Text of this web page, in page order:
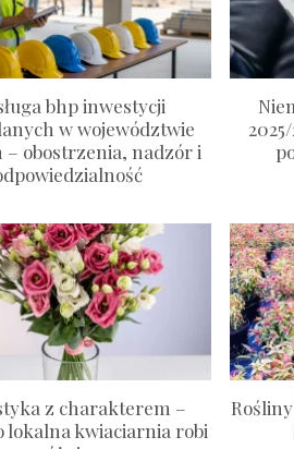
bhp inwestycji
w województwie
– obostrzenia, nadzór i
z charakterem –
lokalna kwiaciarnia robi